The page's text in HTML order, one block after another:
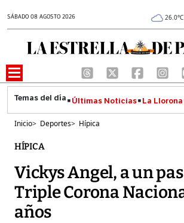
SÁBADO 08 AGOSTO 2026
Últimas Noticias La Llorona
Inicio> Deportes> Hípica
HÍPICA
Vickys Angel, a un
Triple Corona
años